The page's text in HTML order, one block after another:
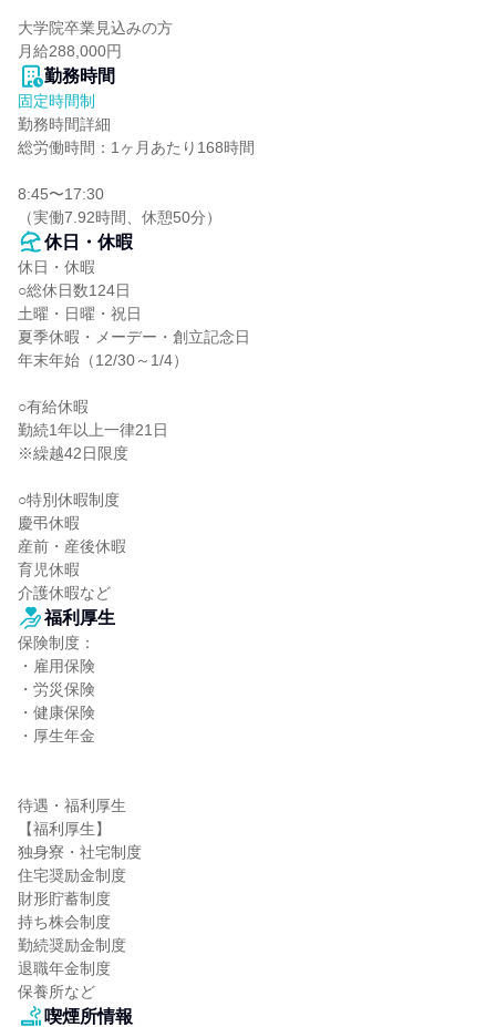
大学院卒業見込みの方
月給288,000円
勤務時間
固定時間制
勤務時間詳細
総労働時間：1ヶ月あたり168時間
8:45〜17:30
（実働7.92時間、休憩50分）
休日・休暇
休日・休暇
○総休日数124日
土曜・日曜・祝日
夏季休暇・メーデー・創立記念日
年末年始（12/30～1/4）
○有給休暇
勤続1年以上一律21日
※繰越42日限度
○特別休暇制度
慶弔休暇
産前・産後休暇
育児休暇
介護休暇など
福利厚生
保険制度：
・雇用保険
・労災保険
・健康保険
・厚生年金
待遇・福利厚生
【福利厚生】
独身寮・社宅制度
住宅奨励金制度
財形貯蓄制度
持ち株会制度
勤続奨励金制度
退職年金制度
保養所など
喫煙所情報